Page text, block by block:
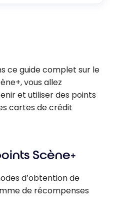
ce guide complet sur le
vous allez
et utiliser des points
cartes de crédit
Scène+
d’obtention de
de récompenses